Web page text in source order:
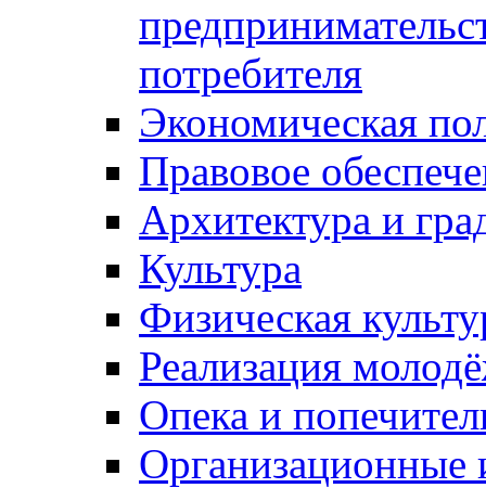
потребителя
Экономическая
Правовое
Архитектура и
Культура
Физическая
Реализация
Опека и